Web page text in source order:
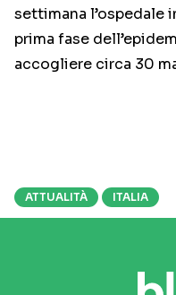
settimana l’ospedale
prima fase
accogliere circa 30
ATTUALITÀ ITALIA